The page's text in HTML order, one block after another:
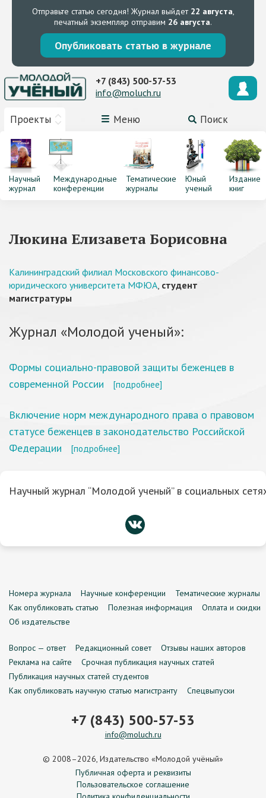
Отправьте статью сегодня! Журнал выйдет 22 августа,
печатный экземпляр отправим 26 августа.
Опубликовать статью в журнале
Проекты Меню Поиск
+7 (843) 500-57-53
info@moluch.ru
Научный
журнал
Международные
конференции
Тематические
журналы
Юный
ученый
Издание
книг
Люкина Елизавета Борисовна
Калининградский филиал Московского финансово-
юридического университета МФЮА, студент
магистратуры
Журнал «Молодой ученый»:
Формы социально-правовой защиты беженцев в
современной России
[подробнее]
Включение норм международного права о правовом
статусе беженцев в законодательство Российской
Федерации
[подробнее]
Научный журнал “Молодой ученый” в социальных
Номера журнала Научные конференции
Тематические журналы
Как опубликовать статью
Полезная информация
Оплата и скидки
Об издательстве
Вопрос — ответ Редакционный совет
Отзывы наших авторов
Реклама на сайте
Срочная публикация научных статей
Публикация научных статей студентов
Как опубликовать научную статью магистранту
Спецвыпуски
+7 (843) 500-57-53
info@moluch.ru
© 2008–2026, Издательство «Молодой учёный»
Публичная оферта и реквизиты
Пользовательское соглашение